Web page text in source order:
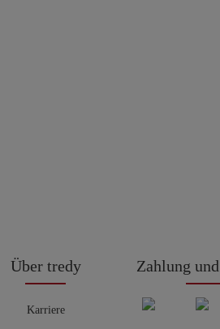
Über tredy
Karriere
Zahlung